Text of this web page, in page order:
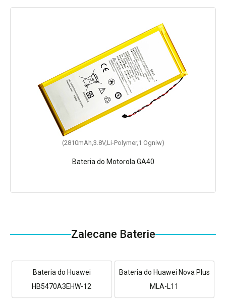
(2810mAh,3.8V,Li-Polymer,1 Ogniw)
Bateria do Motorola GA40
Zalecane Baterie
Bateria do Huawei
HB5470A3EHW-12
Bateria do Huawei Nova Plus
MLA-L11